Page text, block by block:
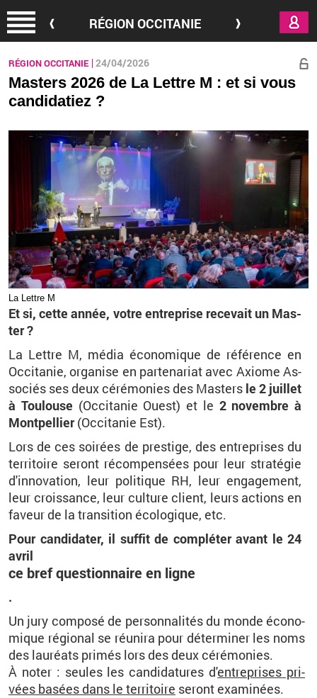
RÉGION OCCITANIE
RÉGION OCCITANIE 24/04/2026
Masters 2026 de La Lettre M : et si vous
candidatiez ?
La Lettre M
Et si, cette année, votre en­tre­prise re­ce­vait un Mas­
ter ?
La Lettre M, média éco­no­mique de ré­fé­rence en
Oc­ci­ta­nie, or­ga­nise en par­te­na­riat avec Axiome As­
so­ciés ses deux cé­ré­mo­nies des Mas­ters le 2 juillet
à Tou­louse (Oc­ci­ta­nie Ouest) et le 2 no­vembre à
Mont­pel­lier(Oc­ci­ta­nie Est).
Lors de ces soi­rées de pres­tige, des en­tre­prises du
ter­ri­toire se­ront ré­com­pen­sées pour leur stra­té­gie
d'in­no­va­tion, leur po­li­tique RH, leur en­ga­ge­ment,
leur crois­sance, leur culture client, leurs ac­tions en
fa­veur de la tran­si­tion éco­lo­gique, etc.
Pour can­di­da­ter, il suf­fit de com­plé­ter avant le 24
avril
ce bref ques­tion­naire en ligne
.
Un jury com­posé de per­son­na­li­tés du monde éco­no­
mique ré­gio­nal se réunira pour dé­ter­mi­ner les noms
des lau­réats pri­més lors des deux cé­ré­mo­nies.
À noter : seules les can­di­da­tures d'en­tre­prises pri­
vées ba­sées dans le ter­ri­toire se­ront exa­mi­nées.